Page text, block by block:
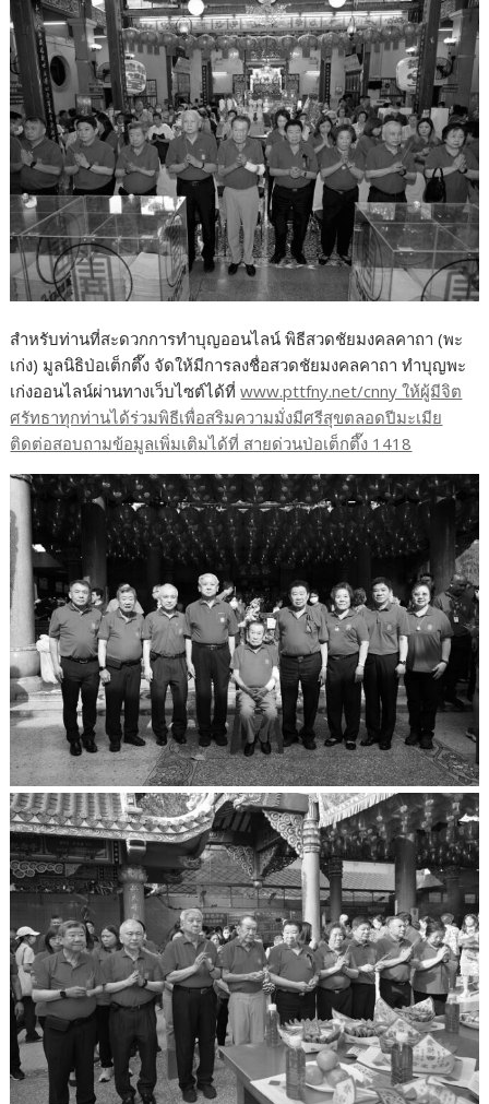
สำหรับท่านที่สะดวกการทำบุญออนไลน์ พิธีสวดชัยมงคลคาถา (พะ
เก่ง) มูลนิธิป่อเต็กตึ๊ง จัดให้มีการลงชื่อสวดชัยมงคลคาถา ทำบุญพะ
เก่งออนไลน์ผ่านทางเว็บไซต์ได้ที่www.pttfny.net/cnny ให้ผู้มีจิต
ศรัทธาทุกท่านได้ร่วมพิธีเพื่อสริมความมั่งมีศรีสุขตลอดปีมะเมีย
ติดต่อสอบถามข้อมูลเพิ่มเติมได้ที่ สายด่วนป่อเต็กตึ๊ง 1418